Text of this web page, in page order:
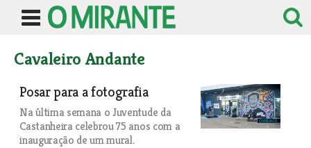
Cavaleiro Andante
Posar para a fotografia
Na última semana o Juventude da
Castanheira celebrou 75 anos com a
inauguração de um mural.